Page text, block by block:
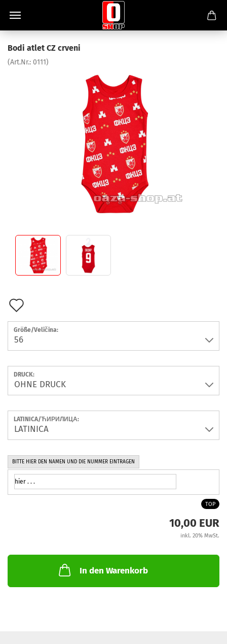
Bodi atlet CZ crveni
(Art.Nr.: 0111)
den
Größe/Veličina:
DRUCK:
LATINICA/ЋИРИЛИЦА:
BITTE HIER DEN NAMEN UND DIE NUMMER EINTRAGEN
TOP
10,00 EUR
inkl. 20% MwSt.
In den Warenkorb